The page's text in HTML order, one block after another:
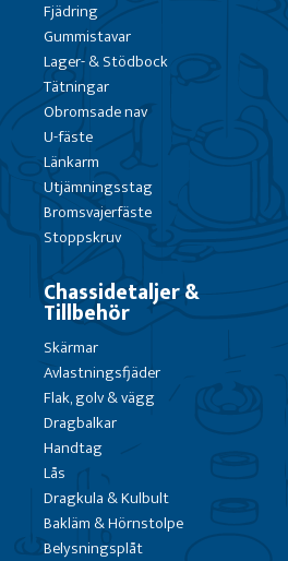
Fjädring
Gummistavar
Lager- & Stödbock
Tätningar
Obromsade nav
U-fäste
Länkarm
Utjämningsstag
Bromsvajerfäste
Stoppskruv
Chassidetaljer &
Tillbehör
Skärmar
Avlastningsfjäder
Flak, golv & vägg
Dragbalkar
Handtag
Lås
Dragkula & Kulbult
Bakläm & Hörnstolpe
Belysningsplåt